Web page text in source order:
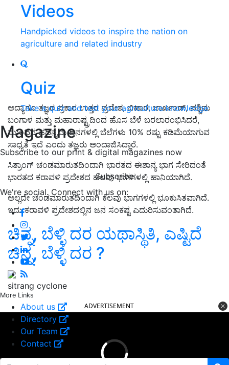
Videos
Handpicked videos to inspire the nation on
agriculture and related industry
Quiz
Take a quiz and test your agriculture knowledge
Magazine
Subscribe to our print & digital magazines now
Subscribe
We're social. Connect with us on:
More Links
About us
Directory
Our Team
Contact
ಅದ್ಯಾಗೂ ತಜ್ಞರ ಪ್ರಕಾರ ಉತ್ತರ ಪ್ರದೇಶ, ಬಿಹಾರ, ಜಾರ್ಖಂಡ್, ಪಶ್ಚಿಮ
ಬಂಗಾಳ ಮತ್ತು ಮಹಾರಾಷ್ಟ್ರದಿಂದ ಹೊಸ ಬೆಳೆ ಬರಲಾರಂಭಿಸಿದರೆ,
ಮುಂದಿನ ಹದಿನೈದು ದಿನಗಳಲ್ಲಿ ಬೆಲೆಗಳು 10% ರಷ್ಟು ಕಡಿಮೆಯಾಗುವ
ಸಾಧ್ಯತೆ ಇದೆ ಎಂದು ತಜ್ಞರು ಅಂದಾಜಿಸಿದ್ದಾರೆ.
ಸಿತ್ರಾಂಗ್‌ ಚಂಡಮಾರುತದಿಂದಾಗಿ ಭಾರತದ ಈಶಾನ್ಯ ಭಾಗ ಸೇರಿದಂತೆ
ಭಾರತದ ಕರಾವಳಿ ಪ್ರದೇಶದ ಹಲವು ಭಾಗಗಳಲ್ಲಿ ಹಾನಿಯಾಗಿದೆ.
ಅಲ್ಲದೇ ಚಂಡಮಾರುತದಿಂದಾಗಿ ಕೆಲವು ಭಾಗಗಳಲ್ಲಿ ಭೂಕುಸಿತವಾಗಿದೆ.
ಇದು ಕರಾವಳಿ ಪ್ರದೇಶದಲ್ಲಿನ ಜನ ಸಂಕಷ್ಟ ಎದುರಿಸುವಂತಾಗಿದೆ.
ಚಿನ್ನ, ಬೆಳ್ಳಿ ದರ ಯಥಾಸ್ಥಿತಿ, ಎಷ್ಟಿದೆ
ಚಿನ್ನ, ಬೆಳ್ಳಿ ದರ ?
sitrang cyclone
ADVERTISEMENT